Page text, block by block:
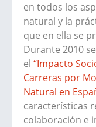
en todos los
natural y la
que en ella se
Durante 2010
el “Impacto
Carreras por
Natural en
características
colaboración e